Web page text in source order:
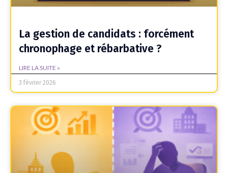
La gestion de candidats : forcément
chronophage et rébarbative ?
LIRE LA SUITE »
3 février 2026